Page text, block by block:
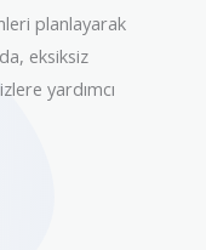
planlayarak
eksiksiz
yardımcı